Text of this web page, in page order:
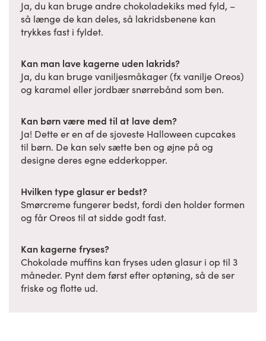
Ja, du kan bruge andre chokoladekiks med fyld, –
så længe de kan deles, så lakridsbenene kan
trykkes fast i fyldet.
Kan man lave kagerne uden lakrids?
Ja, du kan bruge vaniljesmåkager (fx vanilje Oreos)
og karamel eller jordbær snørrebånd som ben.
Kan børn være med til at lave dem?
Ja! Dette er en af de sjoveste Halloween cupcakes
til børn. De kan selv sætte ben og øjne på og
designe deres egne edderkopper.
Hvilken type glasur er bedst?
Smørcreme fungerer bedst, fordi den holder formen
og får Oreos til at sidde godt fast.
Kan kagerne fryses?
Chokolade muffins kan fryses uden glasur i op til 3
måneder. Pynt dem først efter optøning, så de ser
friske og flotte ud.